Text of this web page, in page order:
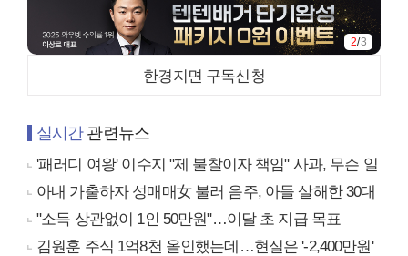
3/3
한경지면 구독신청
실시간관련뉴스
'패러디 여왕' 이수지 "제 불찰이자 책임" 사과, 무슨 일
아내 가출하자 성매매女 불러 음주, 아들 살해한 30대
"소득 상관없이 1인 50만원"…이달 초 지급 목표
김원훈 주식 1억8천 올인했는데…현실은 '-2,400만원'